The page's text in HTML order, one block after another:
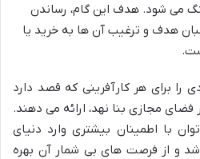
می شود. هدف این گام، رساندن
هدف و ترغیب آن ها به خرید یا
را برای هر کارآفرینی که قصد دارد
مجازی بنا نهد، ارائه می دهند.
با اطمینان بیشتری وارد دنیای
و از فرصت های بی شمار آن بهره